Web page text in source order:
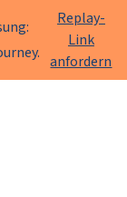
Replay-
Link
anfordern